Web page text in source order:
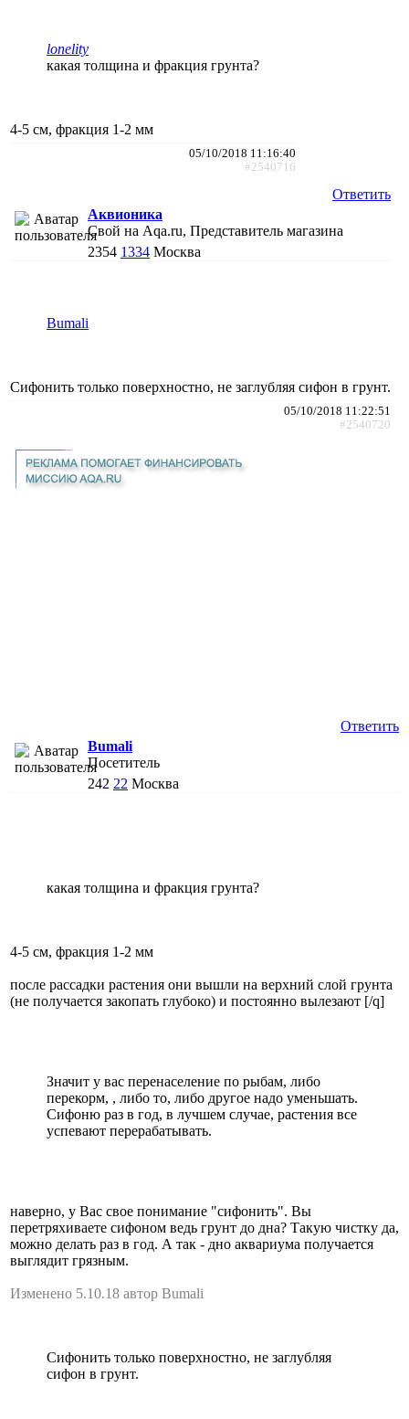
lonelity
какая толщина и фракция грунта?
4-5 см, фракция 1-2 мм
05/10/2018 11:16:40
#2540716
Ответить
Аквионика
Свой на Aqa.ru, Представитель магазина
2354 1334 Москва
Bumali
Сифонить только поверхностно, не заглубляя сифон в грунт.
05/10/2018 11:22:51
#2540720
Ответить
Bumali
Посетитель
242 22 Москва
какая толщина и фракция грунта?
4-5 см, фракция 1-2 мм
после рассадки растения они вышли на верхний слой грунта
(не получается закопать глубоко) и постоянно вылезают [/q]
Значит у вас перенаселение по рыбам, либо
перекорм, , либо то, либо другое надо уменьшать.
Сифоню раз в год, в лучшем случае, растения все
успевают перерабатывать.
наверно, у Вас свое понимание "сифонить". Вы
перетряхиваете сифоном ведь грунт до дна? Такую чистку да,
можно делать раз в год. А так - дно аквариума получается
выглядит грязным.
Изменено 5.10.18 автор Bumali
Сифонить только поверхностно, не заглубляя
сифон в грунт.